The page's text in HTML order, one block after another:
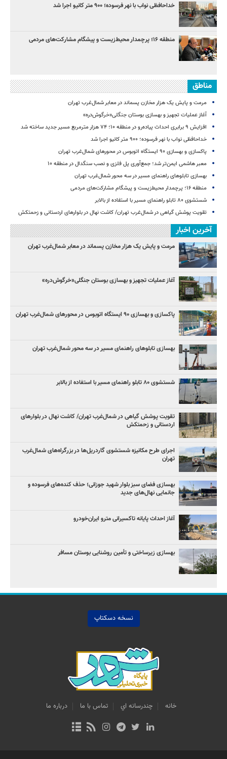
خداحافظی نواب با نهر فرسوده؛ ۹۰۰ متر کانیو اجرا شد
منطقه ۱۶؛ پرچمدار محیط‌زیست و پیشگام مشارکت‌های مردمی
مناطق
مرمت و پایش یک هزار مخازن پسماند در معابر شمال‌غرب تهران
آغاز عملیات تجهیز و بهسازی بوستان جنگلی«خرگوش‌دره»
افزایش ۹ برابری احداث پیاده‌رو در منطقه ۱۰؛ ۷۴ هزار مترمربع مسیر جدید ساخته شد
خداحافظی نواب با نهر فرسوده؛ ۹۰۰ متر کانیو اجرا شد
پاکسازی و بهسازی ۹۰ ایستگاه اتوبوس در محورهای شمال‌غرب تهران
معبر هاشمی ایمن‌تر شد؛ جمع‌آوری پل فلزی و نصب سنگدال در منطقه ۱۰
بهسازی تابلوهای راهنمای مسیر در سه محور شمال‌غرب تهران
منطقه ۱۶؛ پرچمدار محیط‌زیست و پیشگام مشارکت‌های مردمی
شستشوی ۸۰ تابلو راهنمای مسیر با استفاده از بالابر
تقویت پوشش گیاهی در شمال‌غرب تهران/ کاشت نهال در بلوارهای اردستانی و زحمتکش
آخرین اخبار
مرمت و پایش یک هزار مخازن پسماند در معابر شمال‌غرب تهران
آغاز عملیات تجهیز و بهسازی بوستان جنگلی«خرگوش‌دره»
پاکسازی و بهسازی ۹۰ ایستگاه اتوبوس در محورهای شمال‌غرب تهران
بهسازی تابلوهای راهنمای مسیر در سه محور شمال‌غرب تهران
شستشوی ۸۰ تابلو راهنمای مسیر با استفاده از بالابر
تقویت پوشش گیاهی در شمال‌غرب تهران/ کاشت نهال در بلوارهای
اردستانی و زحمتکش
اجرای طرح مکانیزه شستشوی گاردریل‌ها در بزرگراه‌های شمال‌غرب
تهران
بهسازی فضای سبز بلوار شهید جوزانی؛ حذف کنده‌های فرسوده و
جانمایی نهال‌های جدید
آغاز احداث پایانه تاکسیرانی مترو ایران‌خودرو
بهسازی زیرساختی و تأمین روشنایی بوستان مسافر
نسخه دسکتاپ
خانه چندرسانه اي تماس با ما درباره ما